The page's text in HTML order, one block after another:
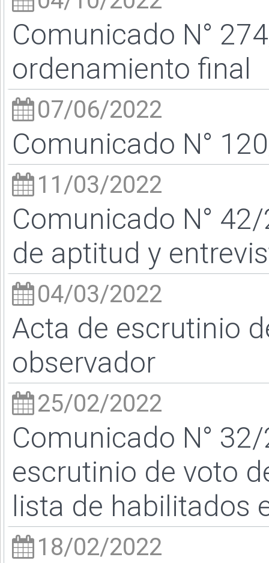
Comunicado N°
ordenamiento final
07/06/2022
Comunicado N°
11/03/2022
Comunicado N°
de aptitud y
04/03/2022
Acta de escrutinio
observador
25/02/2022
Comunicado N°
escrutinio de voto
lista de habilitados
18/02/2022